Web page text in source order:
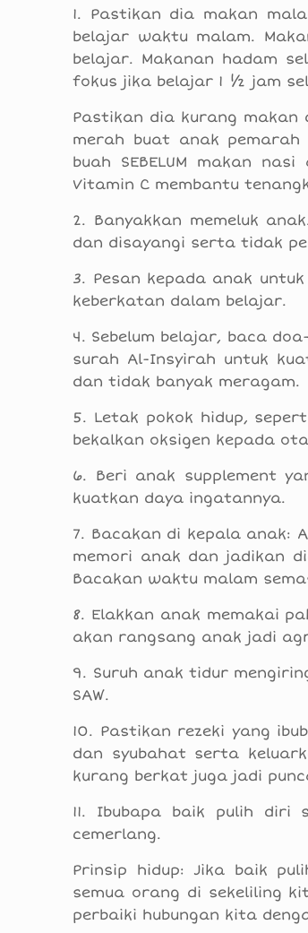
1. Pastikan dia makan
belajar waktu malam.
belajar. Makanan hadam
fokus jika belajar 1 ½ jam
Pastikan dia kurang makan
merah buat anak
buah SEBELUM makan
Vitamin C membantu
2. Banyakkan memeluk
dan disayangi serta tidak
3. Pesan kepada anak
keberkatan dalam belajar.
4. Sebelum belajar, baca
surah Al-Insyirah untuk
dan tidak banyak meragam.
5. Letak pokok hidup,
bekalkan oksigen kepada
6. Beri anak supplement
kuatkan daya ingatannya.
7. Bacakan di kepala anak:
memori anak dan jadikan
Bacakan waktu malam
8. Elakkan anak memakai
akan rangsang anak jadi
9. Suruh anak tidur
SAW.
10. Pastikan rezeki yang
dan syubahat serta
kurang berkat juga jadi
11. Ibubapa baik pulih diri
cemerlang.
Prinsip hidup: Jika baik
semua orang di sekeliling
perbaiki hubungan kita